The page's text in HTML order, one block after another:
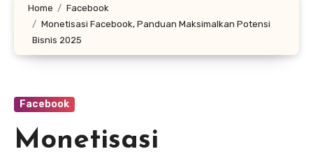
Home
Facebook
Monetisasi Facebook, Panduan Maksimalkan Potensi
Bisnis 2025
Facebook
Monetisasi